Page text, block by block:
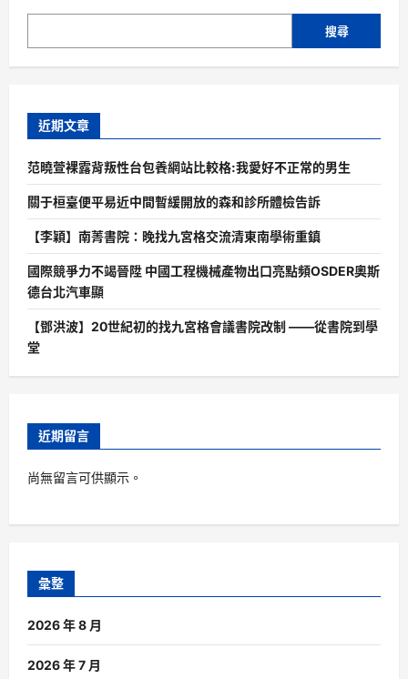
搜尋
近期文章
范曉萱裸露背叛性台包養網站比較格:我愛好不正常的男生
關于桓臺便平易近中間暫緩開放的森和診所體檢告訴
【李穎】南菁書院：晚找九宮格交流清東南學術重鎮
國際競爭力不竭晉陞 中國工程機械產物出口亮點頻OSDER奧斯
德台北汽車顯
【鄧洪波】20世紀初的找九宮格會議書院改制 ——從書院到學
堂
近期留言
尚無留言可供顯示。
彙整
2026 年 8 月
2026 年 7 月